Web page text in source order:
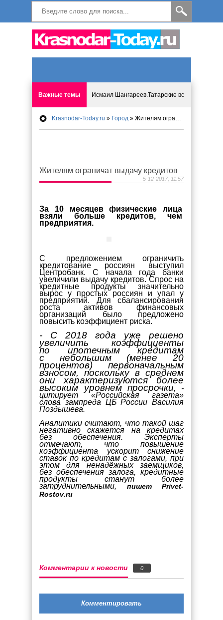
Важные темы Исмаил Шангареев.Татарские встречи на
Программа «Мир без слёз» впервые в Анапе:
Исмагил Шангареев. В поисках внутренней
Krasnodar-Today.ru » Город » Жителям ограничат выдачу кредитов
Жителям ограничат выдачу кредитов
5-12-2017, 11:57
За 10 месяцев физические лица
взяли больше кредитов, чем
предприятия.
С предложением ограничить
кредитование россиян выступил
Центробанк. С начала года банки
увеличили выдачу кредитов. Спрос на
кредитные продукты значительно
вырос у простых россиян и упал у
предприятий. Для сбалансирования
роста активов финансовых
организаций было предложено
повысить коэффициент риска.
- С 2018 года уже решено
увеличить коэффициенты
по ипотечным кредитам
с небольшим (менее 20
процентов) первоначальным
взносом, поскольку в среднем
они характеризуются более
высоким уровнем просрочки, -
цитирует «Российская газета»
слова зампреда ЦБ России Василия
Поздышева.
Аналитики считают, что такой шаг
негативно скажется на кредитах
без обеспечения. Эксперты
отмечают, что повышение
коэффициента ускорит снижение
ставок по кредитам с залогами, при
этом для ненадёжных заемщиков,
без обеспечения залога, кредитные
продукты станут более
затруднительными, пишет Privet-
Rostov.ru
Комментарии к новости 0
Комментировать